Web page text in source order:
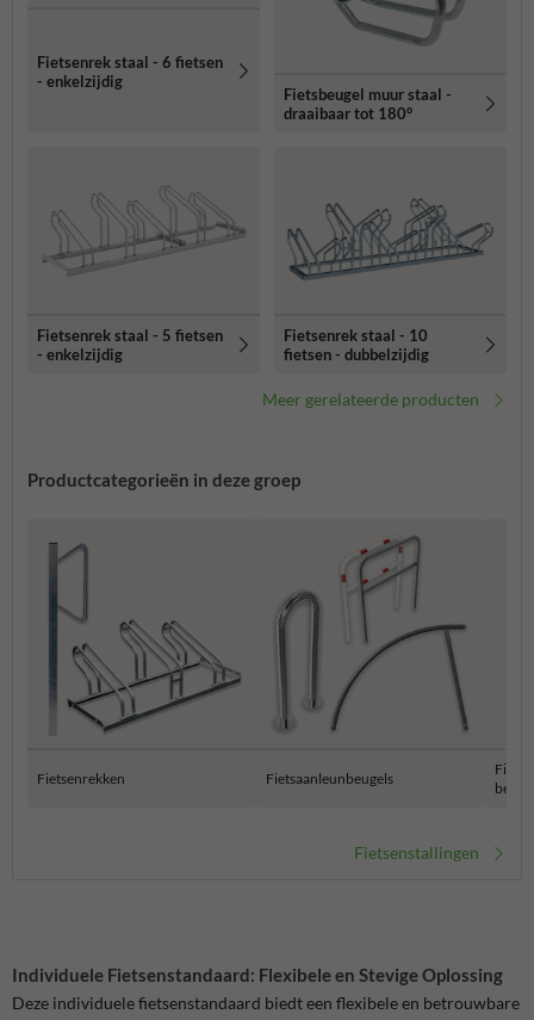
Fietsenrek staal - 6 fietsen
- enkelzijdig
Fietsbeugel muur staal -
draaibaar tot 180°
Fietsenrek staal - 5 fietsen
- enkelzijdig
Fietsenrek staal - 10
fietsen - dubbelzijdig
Meer gerelateerde producten
Productcategorieën in deze groep
Fietsenrekken Fietsaanleunbeugels
Fietsenstallingen
Individuele Fietsenstandaard: Flexibele en Stevige Oplossing
Deze individuele fietsenstandaard biedt een flexibele en betrouwbare